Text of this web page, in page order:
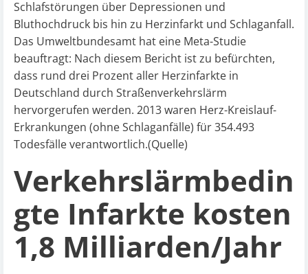
Schlafstörungen über Depressionen und
Bluthochdruck bis hin zu Herzinfarkt und Schlaganfall.
Das Umweltbundesamt hat eine Meta-Studie
beauftragt: Nach diesem Bericht ist zu befürchten,
dass rund drei Prozent aller Herzinfarkte in
Deutschland durch Straßenverkehrslärm
hervorgerufen werden. 2013 waren Herz-Kreislauf-
Erkrankungen (ohne Schlaganfälle) für 354.493
Todesfälle verantwortlich.(Quelle)
Verkehrslärmbedin
gte Infarkte kosten
1,8 Milliarden/Jahr